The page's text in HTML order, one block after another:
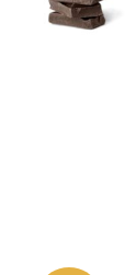
ESTE
/
DETALLES